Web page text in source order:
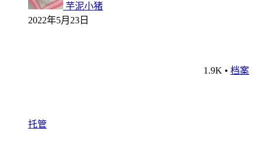
芋泥小猪
2022年5月23日
1.9K • 档案
托管